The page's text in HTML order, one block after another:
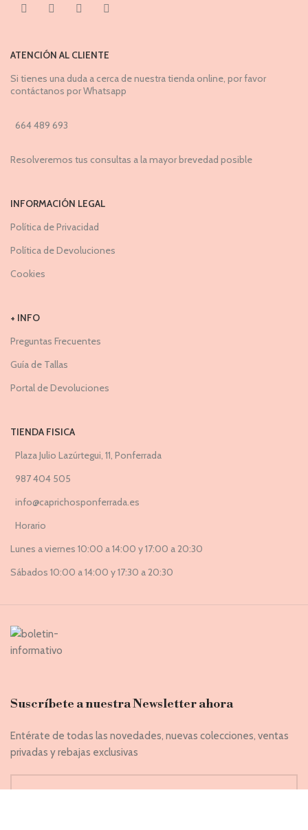
ATENCIÓN AL CLIENTE
Si tienes una duda a cerca de nuestra tienda online, por favor
contáctanos por Whatsapp
664 489 693
Resolveremos tus consultas a la mayor brevedad posible
INFORMACIÓN LEGAL
Política de Privacidad
Política de Devoluciones
Cookies
+ INFO
Preguntas Frecuentes
Guía de Tallas
Portal de Devoluciones
TIENDA FISICA
Plaza Julio Lazúrtegui, 11, Ponferrada
987 404 505
info@caprichosponferrada.es
Horario
Lunes a viernes 10:00 a 14:00 y 17:00 a 20:30
Sábados 10:00 a 14:00 y 17:30 a 20:30
Suscríbete a nuestra Newsletter ahora
Entérate de todas las novedades, nuevas colecciones, ventas
privadas y rebajas exclusivas